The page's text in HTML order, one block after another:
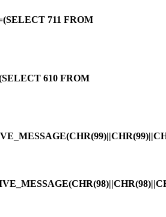
711 FROM
610 FROM